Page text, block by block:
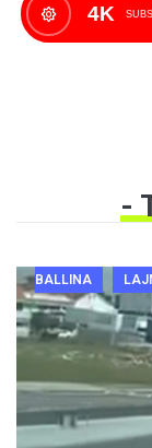
4K
-
BALLINA